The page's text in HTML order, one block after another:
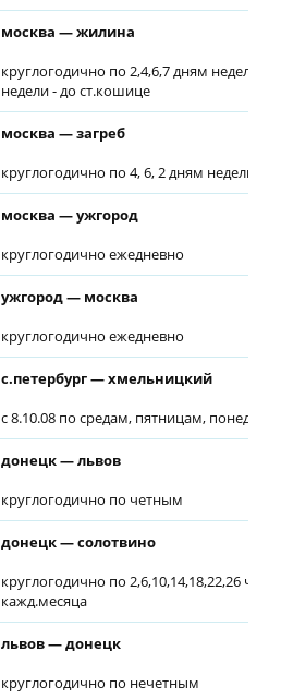
москва — жилина
круглогодично по 2,4,6,7 дням недели;
недели - до ст.кошице
москва — загреб
круглогодично по 4, 6, 2 дням недели
москва — ужгород
круглогодично ежедневно
ужгород — москва
круглогодично ежедневно
с.петербург — хмельницкий
с 8.10.08 по средам, пятницам,
донецк — львов
круглогодично по четным
донецк — солотвино
круглогодично по 2,6,10,14,18,22,26
кажд.месяца
львов — донецк
круглогодично по нечетным